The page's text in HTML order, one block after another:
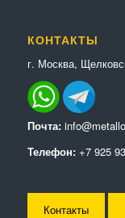
КОНТАКТЫ
г. Москва,
Почта:
Телефон: +7 925
Контакты